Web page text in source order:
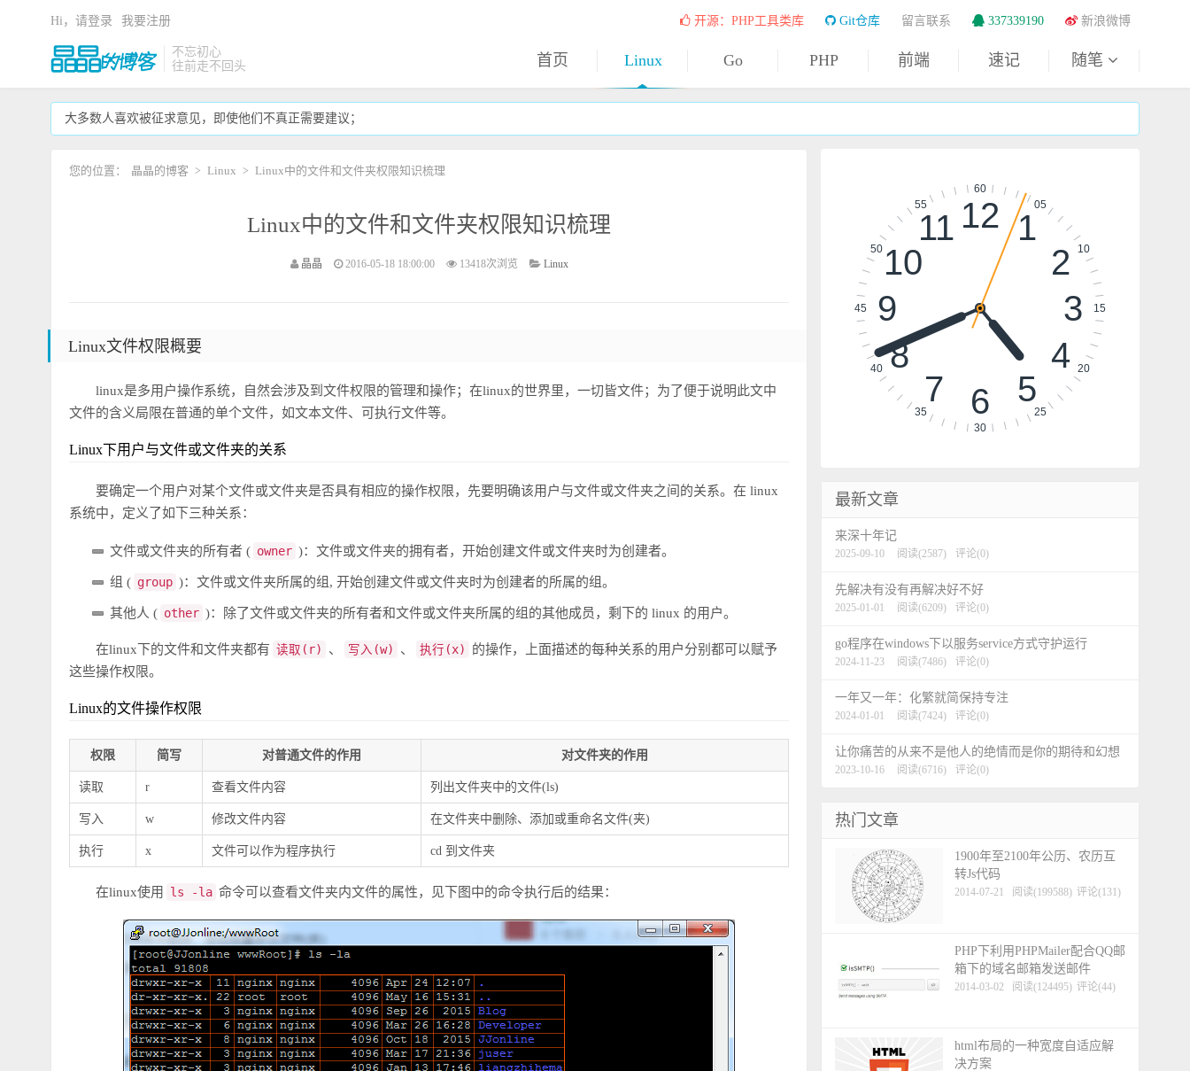
不忘初心
往前走不回头
首页 Linux Go PHP 前端 速记 随笔
Hi，请登录 我要注册 开源：PHP工具类库 Git仓库 留言联系 337339190 新浪微博
大多数人喜欢被征求意见，即使他们不真正需要建议；
您的位置： 晶晶的博客 > Linux > Linux中的文件和文件夹权限知识梳理
Linux中的文件和文件夹权限知识梳理
晶晶 2016-05-18 18:00:00 13418次浏览 Linux
Linux文件权限概要
linux是多用户操作系统，自然会涉及到文件权限的管理和操作；在linux的世界里，一切皆文件；为了便于说明此文中
文件的含义局限在普通的单个文件，如文本文件、可执行文件等。
Linux下用户与文件或文件夹的关系
要确定一个用户对某个文件或文件夹是否具有相应的操作权限，先要明确该用户与文件或文件夹之间的关系。在 linux
系统中，定义了如下三种关系：
文件或文件夹的所有者 ( owner )：文件或文件夹的拥有者，开始创建文件或文件夹时为创建者。
组 ( group )：文件或文件夹所属的组, 开始创建文件或文件夹时为创建者的所属的组。
其他人 ( other )：除了文件或文件夹的所有者和文件或文件夹所属的组的其他成员，剩下的 linux 的用户。
在linux下的文件和文件夹都有 读取(r) 、 写入(w) 、 执行(x)
的操作，上面描述的每种关系的用户分别都可以赋予
这些操作权限。
Linux的文件操作权限
权限 简写 对普通文件的作用 对文件夹的作用
读取 r 查看文件内容 列出文件夹中的文件(ls)
写入 w 修改文件内容 在文件夹中删除、添加或重命名文件(夹)
执行 x 文件可以作为程序执行 cd 到文件夹
在linux使用 ls -la 命令可以查看文件夹内文件的属性，见下图中的命令执行后的结果：
05
10
15
20
25
30
35
40
45
50
55
60
1
2
3
4
5
6
7
8
9
10
11 12
最新文章
来深十年记
2025-09-10 阅读(2587) 评论(0)
先解决有没有再解决好不好
2025-01-01 阅读(6209) 评论(0)
go程序在windows下以服务service方式守护运行
2024-11-23 阅读(7486) 评论(0)
一年又一年：化繁就简保持专注
2024-01-01 阅读(7424) 评论(0)
让你痛苦的从来不是他人的绝情而是你的期待和幻想
2023-10-16 阅读(6716) 评论(0)
热门文章
1900年至2100年公历、农历互
转Js代码
2014-07-21 阅读(199588) 评论(131)
PHP下利用PHPMailer配合QQ邮
箱下的域名邮箱发送邮件
2014-03-02 阅读(124495) 评论(44)
html布局的一种宽度自适应解
决方案